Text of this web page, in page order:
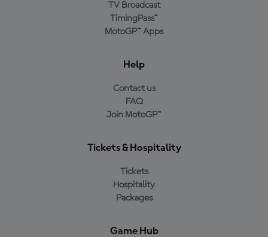
TV Broadcast
TimingPass™
MotoGP™ Apps
Help
Contact us
FAQ
Join MotoGP™
Tickets & Hospitality
Tickets
Hospitality
Packages
Game Hub